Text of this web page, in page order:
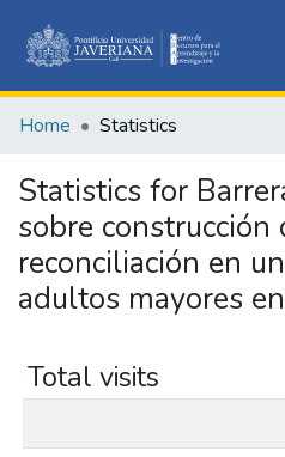
&
Home Statistics
Statistics for
sobre construcción
reconciliación en
adultos mayores
Total visits